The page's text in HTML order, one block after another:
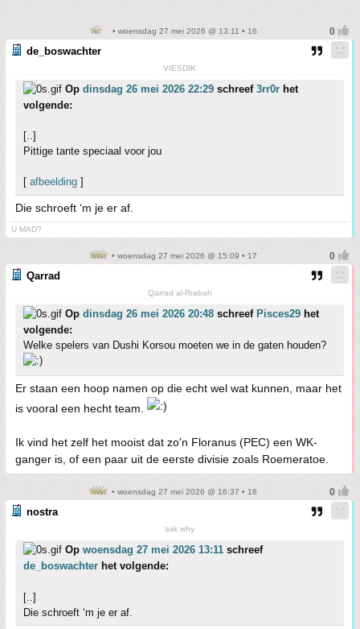
• woensdag 27 mei 2026 @ 13:11 • 16
de_boswachter
VIESDIK
Op dinsdag 26 mei 2026 22:29 schreef 3rr0r het
volgende:
[..]
Pittige tante speciaal voor jou
[ afbeelding ]
Die schroeft ‘m je er af.
U MAD?
• woensdag 27 mei 2026 @ 15:09 • 17
Qarrad
Qarrad al-Rrabah
Op dinsdag 26 mei 2026 20:48 schreef Pisces29 het
volgende:
Welke spelers van Dushi Korsou moeten we in de gaten houden?
Er staan een hoop namen op die echt wel wat kunnen, maar het
is vooral een hecht team.
Ik vind het zelf het mooist dat zo'n Floranus (PEC) een WK-
ganger is, of een paar uit de eerste divisie zoals Roemeratoe.
• woensdag 27 mei 2026 @ 16:37 • 18
nostra
ask why
Op woensdag 27 mei 2026 13:11 schreef
de_boswachter het volgende:
[..]
Die schroeft ‘m je er af.